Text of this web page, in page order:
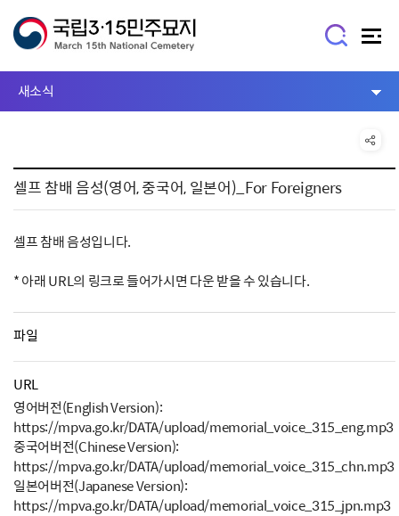
새소식
셀프 참배 음성(영어, 중국어, 일본어)_For Foreigners
셀프 참배 음성입니다.
* 아래 URL의 링크로 들어가시면 다운 받을 수 있습니다.
파일
URL
영어버전(English Version):
https://mpva.go.kr/DATA/upload/memorial_voice_315_eng.mp3
중국어버전(Chinese Version):
https://mpva.go.kr/DATA/upload/memorial_voice_315_chn.mp3
일본어버전(Japanese Version):
https://mpva.go.kr/DATA/upload/memorial_voice_315_jpn.mp3